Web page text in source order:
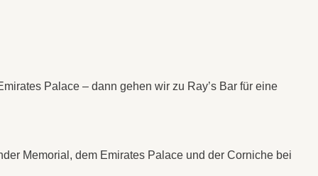
Palace – dann gehen wir zu Ray’s Bar für eine
Memorial, dem Emirates Palace und der Corniche bei